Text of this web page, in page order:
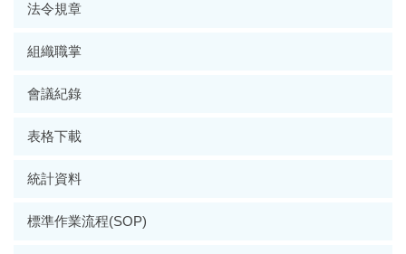
法令規章
組織職掌
會議紀錄
表格下載
統計資料
標準作業流程(SOP)